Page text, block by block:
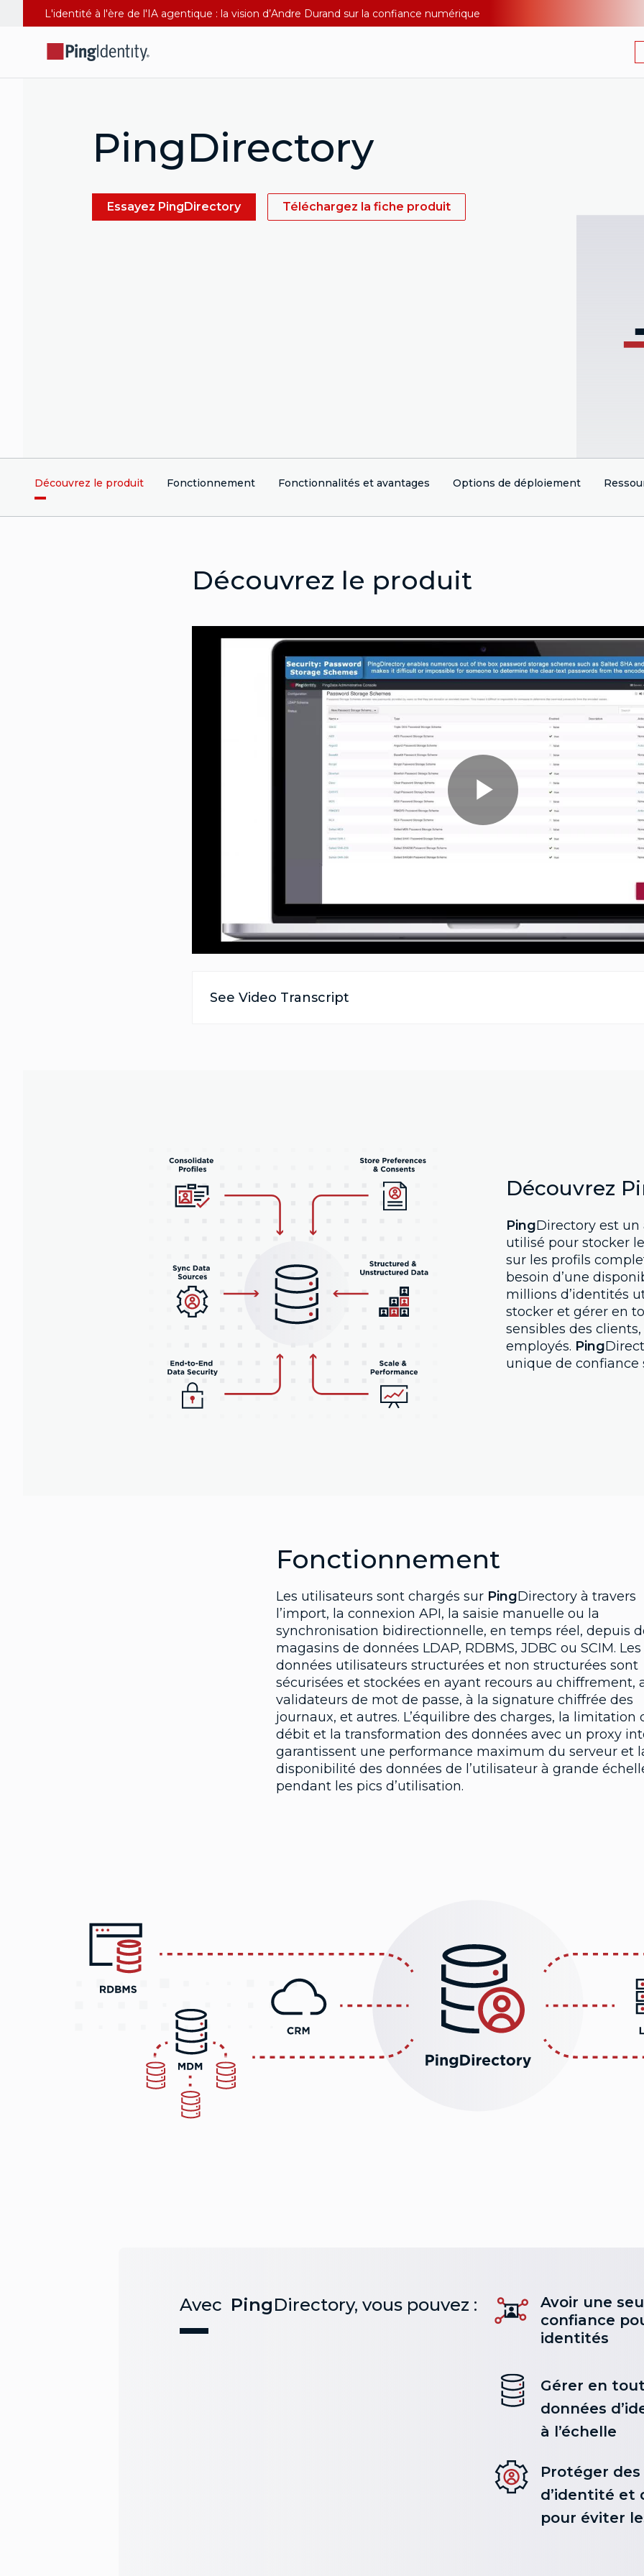
L'identité à l'ère de l'IA agentique : la vision d’Andre Durand sur la confiance numérique
PingDirectory
Essayez PingDirectory Téléchargez la fiche produit
Découvrez le produit Fonctionnement Fonctionnalités et avantages Options de déploiement
Découvrez le produit
Play
Video
See Video Transcript
Découvrez
PingDirectory est
utilisé pour stocker
sur les profils
besoin d’une
millions d’identités
stocker et gérer en
sensibles des
employés. Ping
unique de confiance
Fonctionnement
Les utilisateurs sont chargés sur PingDirectory à travers
l’import, la connexion API, la saisie manuelle ou la
synchronisation bidirectionnelle, en temps réel, depuis
magasins de données LDAP, RDBMS, JDBC ou SCIM. Les
données utilisateurs structurées et non structurées sont
sécurisées et stockées en ayant recours au chiffrement,
validateurs de mot de passe, à la signature chiffrée des
journaux, et autres. L’équilibre des charges, la limitation
débit et la transformation des données avec un proxy
garantissent une performance maximum du serveur et
disponibilité des données de l’utilisateur à grande
pendant les pics d’utilisation.
Avec PingDirectory, vous pouvez :
Avoir une
confiance
identités
Gérer en
données
à l’échelle
Protéger
d’identité et
pour éviter